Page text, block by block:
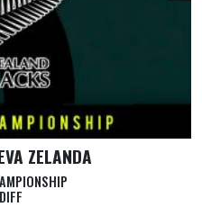
ZELANDA